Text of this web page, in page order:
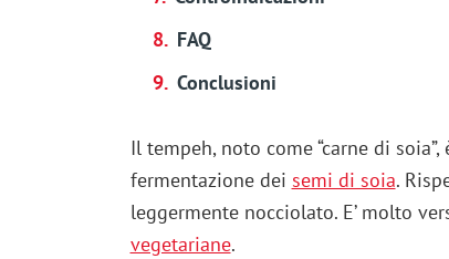
FAQ
Conclusioni
Il tempeh, noto come “carne di
fermentazione dei semi di soia.
leggermente nocciolato. E’ molto
vegetariane.